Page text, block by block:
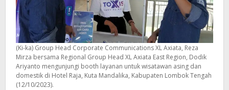
(Ki-ka) Group Head Corporate Communications XL Axiata, Reza
Mirza bersama Regional Group Head XL Axiata East Region, Dodik
Ariyanto mengunjungi booth layanan untuk wisatawan asing dan
domestik di Hotel Raja, Kuta Mandalika, Kabupaten Lombok Tengah
(12/10/2023).